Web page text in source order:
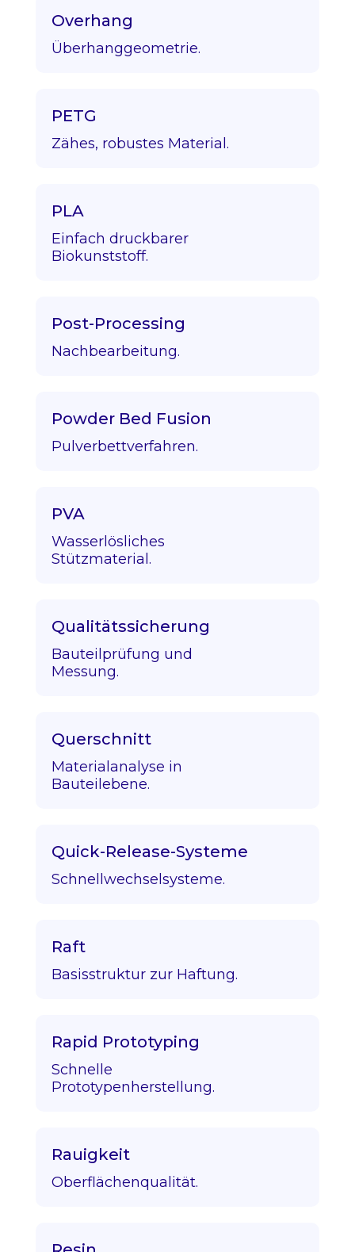
Overhang
Überhanggeometrie.
PETG
Zähes, robustes Material.
PLA
Einfach druckbarer
Biokunststoff.
Post-Processing
Nachbearbeitung.
Powder Bed Fusion
Pulverbettverfahren.
PVA
Wasserlösliches
Stützmaterial.
Qualitätssicherung
Bauteilprüfung und
Messung.
Querschnitt
Materialanalyse in
Bauteilebene.
Quick-Release-Systeme
Schnellwechselsysteme.
Raft
Basisstruktur zur Haftung.
Rapid Prototyping
Schnelle
Prototypenherstellung.
Rauigkeit
Oberflächenqualität.